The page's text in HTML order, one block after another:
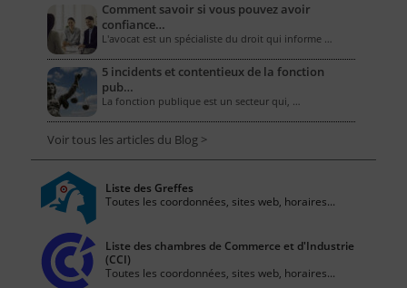
Comment savoir si vous pouvez avoir
confiance…
L'avocat est un spécialiste du droit qui informe …
5 incidents et contentieux de la fonction
pub…
La fonction publique est un secteur qui, …
Voir tous les articles du Blog >
Liste des Greffes
Toutes les coordonnées, sites web, horaires...
Liste des chambres de Commerce et d'Industrie
(CCI)
Toutes les coordonnées, sites web, horaires...